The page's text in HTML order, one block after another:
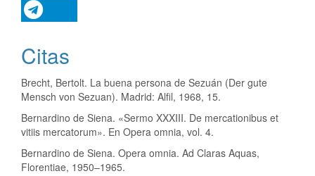
Citas
Brecht, Bertolt. La buena persona de Sezuán (Der gute
Mensch von Sezuan). Madrid: Alfil, 1968, 15.
Bernardino de Siena. «Sermo XXXIII. De mercationibus et
vitiis mercatorum». En Opera omnia, vol. 4.
Bernardino de Siena. Opera omnia. Ad Claras Aquas,
Florentiae, 1950–1965.